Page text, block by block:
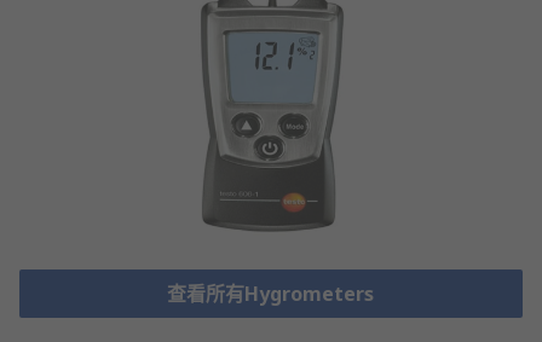
查看所有Hygrometers